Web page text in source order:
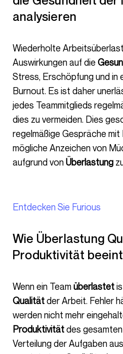
analysieren
Wiederholte Arbeitsüberlastung hat direkte
Auswirkungen auf die
Stress, Erschöpfung und in
Burnout. Es ist daher
jedes Teammitglieds
dies zu vermeiden. Dies
regelmäßige Gespräche
mögliche Anzeichen von
aufgrund vonÜberlastung
Entdecken Sie Furious
Wie Überlastung Qualität und
Produktivität
Wenn ein Teamüberlastet
Qualitätder Arbeit. Fehler
werden nicht mehr
Produktivitätdes
Verteilung der Aufgaben